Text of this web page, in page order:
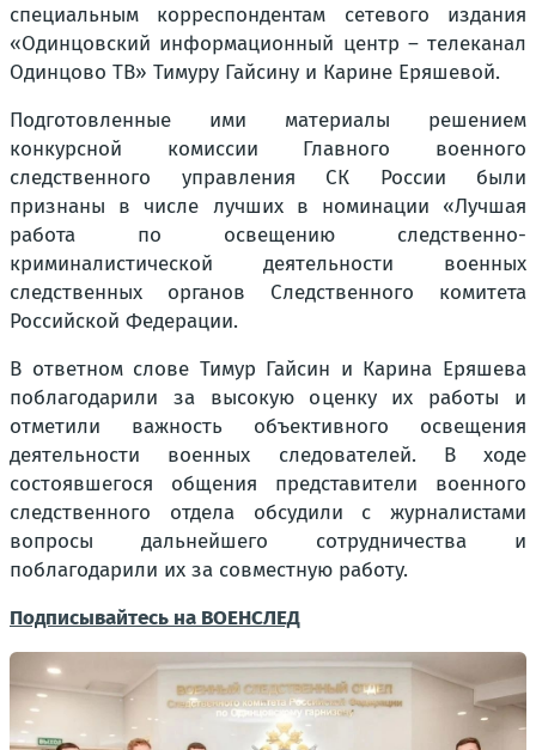
специальным корреспондентам сетевого издания
«Одинцовский информационный центр – телеканал
Одинцово ТВ» Тимуру Гайсину и Карине Еряшевой.
Подготовленные ими материалы решением
конкурсной комиссии Главного военного
следственного управления СК России были
признаны в числе лучших в номинации «Лучшая
работа по освещению следственно-
криминалистической деятельности военных
следственных органов Следственного комитета
Российской Федерации.
В ответном слове Тимур Гайсин и Карина Еряшева
поблагодарили за высокую оценку их работы и
отметили важность объективного освещения
деятельности военных следователей. В ходе
состоявшегося общения представители военного
следственного отдела обсудили с журналистами
вопросы дальнейшего сотрудничества и
поблагодарили их за совместную работу.
Подписывайтесь на ВОЕНСЛЕД